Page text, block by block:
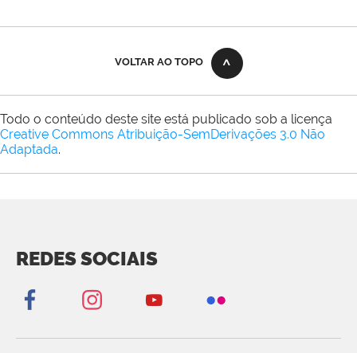
VOLTAR AO TOPO
Todo o conteúdo deste site está publicado sob a licença
Creative Commons Atribuição-SemDerivações 3.0 Não
Adaptada.
REDES SOCIAIS